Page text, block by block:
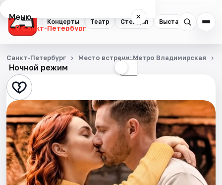
Концерты Театр Стендап Выставки
Меню ×
Санкт-Петербург
Концерты
Театр
Стендап
Выставки
Квесты
Экскурсии
Ночной режим ☾
Санкт-Петербург Место встречи: Метро Владимирская